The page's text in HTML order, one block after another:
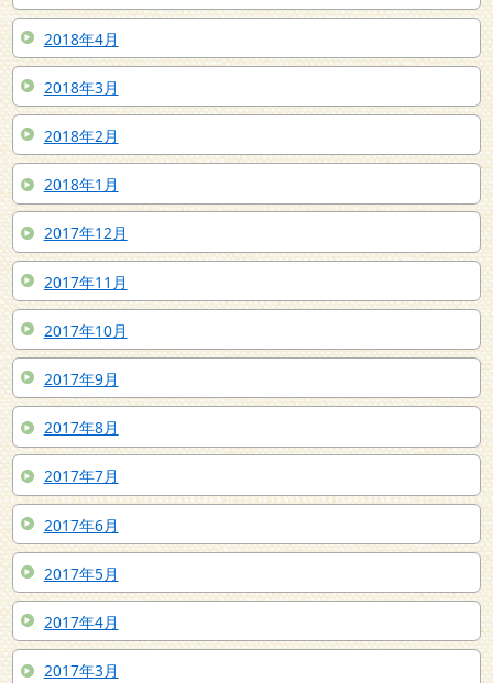
2018年4月
2018年3月
2018年2月
2018年1月
2017年12月
2017年11月
2017年10月
2017年9月
2017年8月
2017年7月
2017年6月
2017年5月
2017年4月
2017年3月